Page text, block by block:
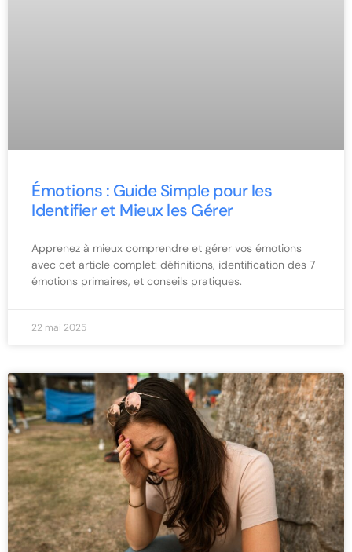
Émotions : Guide Simple pour les
Identifier et Mieux les Gérer
Apprenez à mieux comprendre et gérer vos émotions
avec cet article complet: définitions, identification des 7
émotions primaires, et conseils pratiques.
22 mai 2025